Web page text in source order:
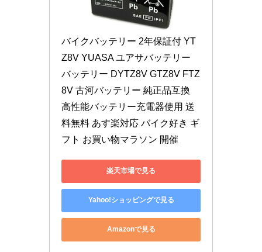
バイクバッテリー 2年保証付 YT
Z8V YUASA ユアサバッテリー
バッテリー DYTZ8V GTZ8V FTZ
8V 古河バッテリー 純正品互換
高性能バッテリー充電器使用 送
料無料 あす楽対応 バイク好き ギ
フト お買い物マラソン 開催
楽天市場で見る
Yahoo!ショッピングで見る
Amazonで見る